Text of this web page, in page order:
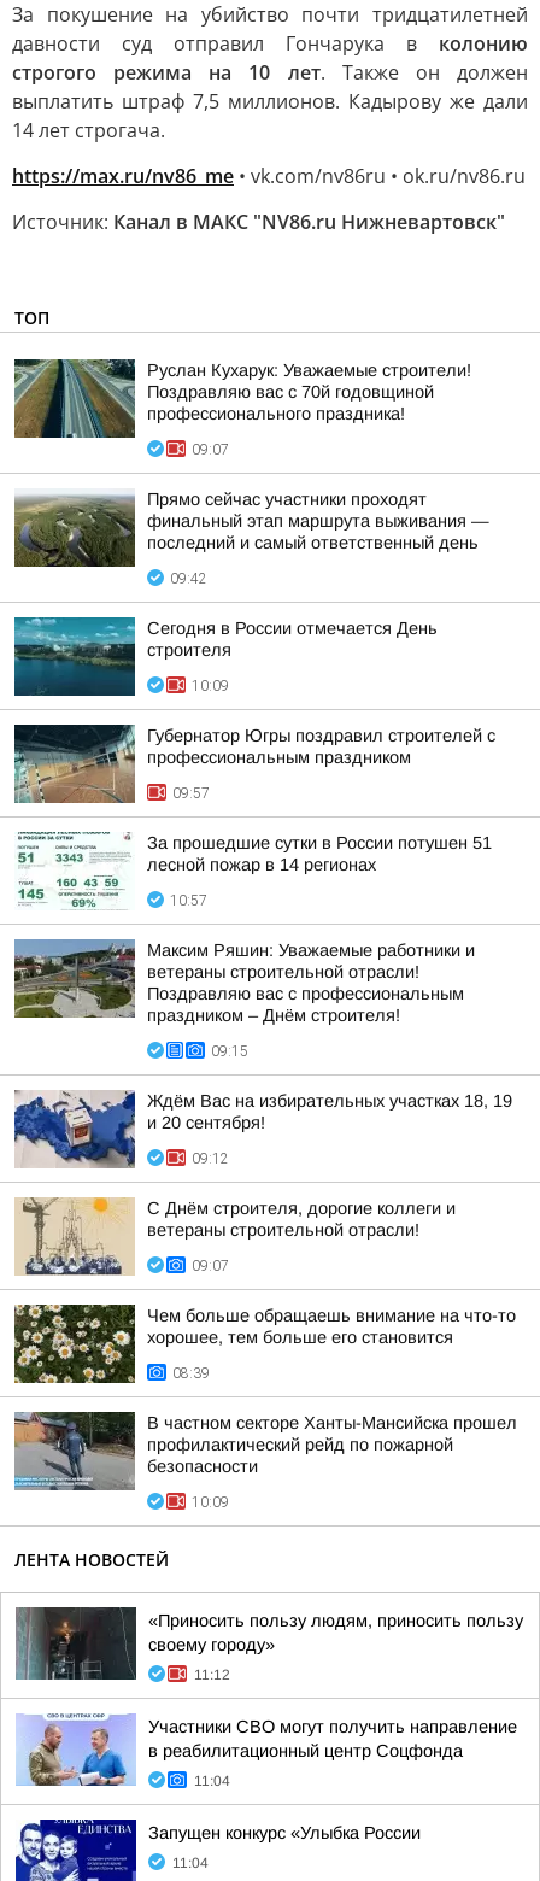
За покушение на убийство почти тридцатилетней
давности суд отправил Гончарука в колонию
строгого режима на 10 лет. Также он должен
выплатить штраф 7,5 миллионов. Кадырову же дали
14 лет строгача.
https://max.ru/nv86_me • vk.com/nv86ru • ok.ru/nv86.ru
Источник: Канал в МАКС "NV86.ru Нижневартовск"
ТОП
Руслан Кухарук: Уважаемые строители!
Поздравляю вас с 70й годовщиной
профессионального праздника!
09:07
Прямо сейчас участники проходят
финальный этап маршрута выживания —
последний и самый ответственный день
09:42
Сегодня в России отмечается День
строителя
10:09
Губернатор Югры поздравил строителей с
профессиональным праздником
09:57
За прошедшие сутки в России потушен 51
лесной пожар в 14 регионах
10:57
Максим Ряшин: Уважаемые работники и
ветераны строительной отрасли!
Поздравляю вас с профессиональным
праздником – Днём строителя!
09:15
Ждём Вас на избирательных участках 18, 19
и 20 сентября!
09:12
С Днём строителя, дорогие коллеги и
ветераны строительной отрасли!
09:07
Чем больше обращаешь внимание на что-то
хорошее, тем больше его становится
08:39
В частном секторе Ханты-Мансийска прошел
профилактический рейд по пожарной
безопасности
10:09
ЛЕНТА НОВОСТЕЙ
«Приносить пользу людям, приносить пользу
своему городу»
11:12
Участники СВО могут получить направление
в реабилитационный центр Соцфонда
11:04
Запущен конкурс «Улыбка России
11:04